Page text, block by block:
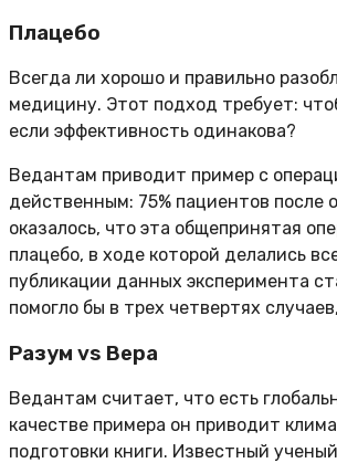
Плацебо
Всегда ли хорошо и правильно
медицину. Этот подход требует:
если эффективность одинакова?
Ведантам приводит пример с
действенным: 75% пациентов
оказалось, что эта общепринятая
плацебо, в ходе которой делались
публикации данных эксперимента
помогло бы в трех четвертях
Разум vs Вера
Ведантам считает, что есть
качестве примера он приводит
подготовки книги. Известный